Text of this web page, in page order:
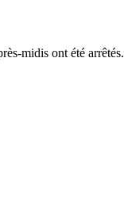
midis ont été arrêtés.